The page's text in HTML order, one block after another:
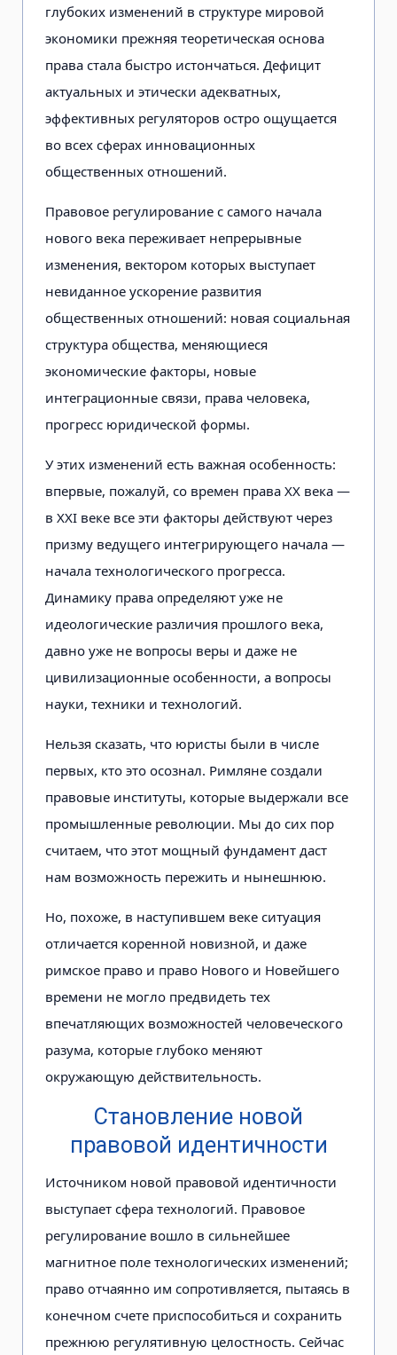
глубоких изменений в структуре мировой
экономики прежняя теоретическая основа
права стала быстро истончаться. Дефицит
актуальных и этически адекватных,
эффективных регуляторов остро ощущается
во всех сферах инновационных
общественных отношений.
Правовое регулирование с самого начала
нового века переживает непрерывные
изменения, вектором которых выступает
невиданное ускорение развития
общественных отношений: новая социальная
структура общества, меняющиеся
экономические факторы, новые
интеграционные связи, права человека,
прогресс юридической формы.
У этих изменений есть важная особенность:
впервые, пожалуй, со времен права XX века —
в XXI веке все эти факторы действуют через
призму ведущего интегрирующего начала —
начала технологического прогресса.
Динамику права определяют уже не
идеологические различия прошлого века,
давно уже не вопросы веры и даже не
цивилизационные особенности, а вопросы
науки, техники и технологий.
Нельзя сказать, что юристы были в числе
первых, кто это осознал. Римляне создали
правовые институты, которые выдержали все
промышленные революции. Мы до сих пор
считаем, что этот мощный фундамент даст
нам возможность пережить и нынешнюю.
Но, похоже, в наступившем веке ситуация
отличается коренной новизной, и даже
римское право и право Нового и Новейшего
времени не могло предвидеть тех
впечатляющих возможностей человеческого
разума, которые глубоко меняют
окружающую действительность.
Становление новой
правовой идентичности
Источником новой правовой идентичности
выступает сфера технологий. Правовое
регулирование вошло в сильнейшее
магнитное поле технологических изменений;
право отчаянно им сопротивляется, пытаясь в
конечном счете приспособиться и сохранить
прежнюю регулятивную целостность. Сейчас